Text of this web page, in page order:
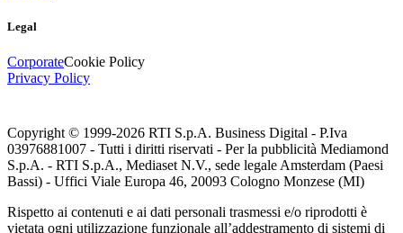
Legal
CorporateCookie Policy
Privacy Policy
Copyright © 1999-2026 RTI S.p.A. Business Digital - P.Iva
03976881007 - Tutti i diritti riservati - Per la pubblicità Mediamond
S.p.A. - RTI S.p.A., Mediaset N.V., sede legale Amsterdam (Paesi
Bassi) - Uffici Viale Europa 46, 20093 Cologno Monzese (MI)
Rispetto ai contenuti e ai dati personali trasmessi e/o riprodotti è
vietata ogni utilizzazione funzionale all’addestramento di sistemi di